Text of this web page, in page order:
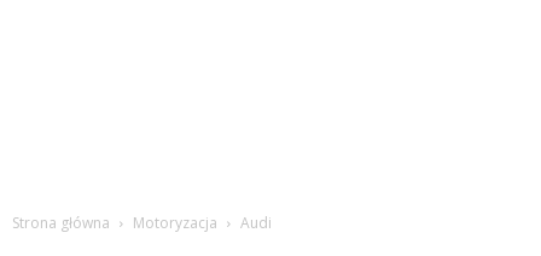
Strona główna Motoryzacja Audi